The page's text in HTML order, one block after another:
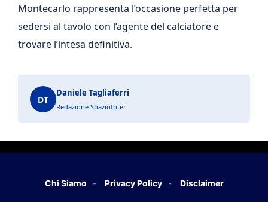
Montecarlo rappresenta l’occasione perfetta per
sedersi al tavolo con l’agente del calciatore e
trovare l’intesa definitiva.
DT
Daniele Tagliaferri
Redazione SpazioInter
Chi Siamo Privacy Policy Disclaimer